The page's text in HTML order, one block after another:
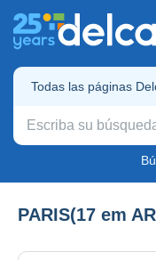
Todas las páginas
PARIS(17 em